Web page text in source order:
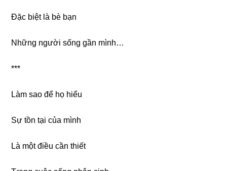
Đặc biệt là bè bạn
Nhữnɡ người ѕốnɡ ɡần mình…
***
Làm ѕao để họ hiểu
Sự tồn tại của mình
Là một điều cần thiết